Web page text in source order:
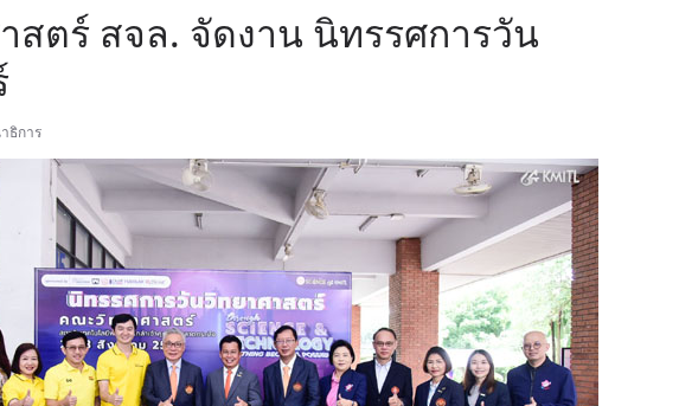
ตร์ สจล. จัดงาน นิทรรศการวัน
ธิการ